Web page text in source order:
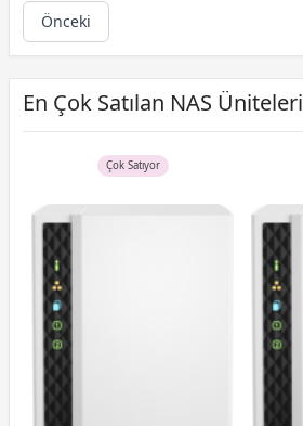
Önceki
En Çok Satılan NAS Üniteleri
Çok Satıyor